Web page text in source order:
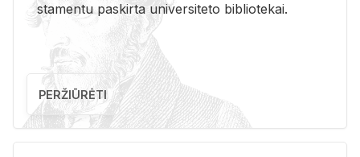
sta­men­tu pa­skir­ta uni­ver­si­te­to bi­b­lio­te­kai.
PERŽIŪRĖTI